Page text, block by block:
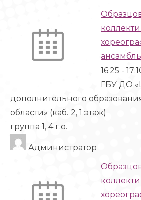
16:25 -
ГБУ ДО
дополнительного
области» (каб. 2, 1 этаж)
группа 1, 4 г.о.
Администратор